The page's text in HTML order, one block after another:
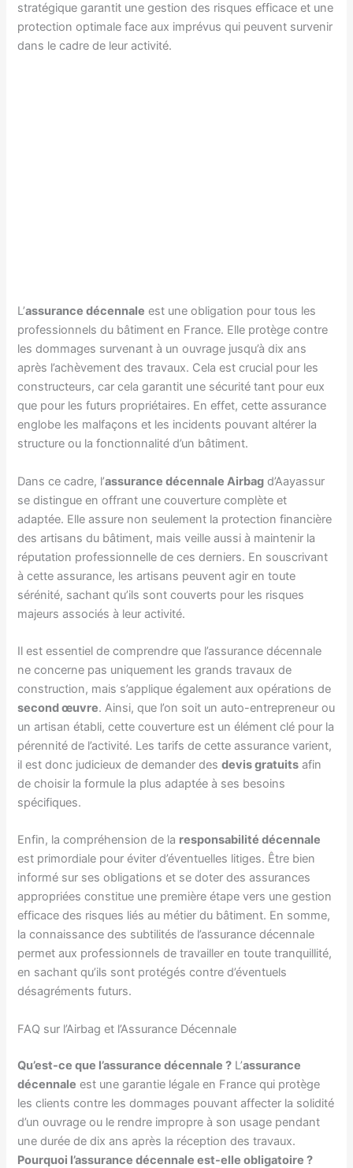
stratégique garantit une gestion des risques efficace et une
protection optimale face aux imprévus qui peuvent survenir
dans le cadre de leur activité.
L’assurance décennale est une obligation pour tous les
professionnels du bâtiment en France. Elle protège contre
les dommages survenant à un ouvrage jusqu’à dix ans
après l’achèvement des travaux. Cela est crucial pour les
constructeurs, car cela garantit une sécurité tant pour eux
que pour les futurs propriétaires. En effet, cette assurance
englobe les malfaçons et les incidents pouvant altérer la
structure ou la fonctionnalité d’un bâtiment.
Dans ce cadre, l’assurance décennale Airbag d’Aayassur
se distingue en offrant une couverture complète et
adaptée. Elle assure non seulement la protection financière
des artisans du bâtiment, mais veille aussi à maintenir la
réputation professionnelle de ces derniers. En souscrivant
à cette assurance, les artisans peuvent agir en toute
sérénité, sachant qu’ils sont couverts pour les risques
majeurs associés à leur activité.
Il est essentiel de comprendre que l’assurance décennale
ne concerne pas uniquement les grands travaux de
construction, mais s’applique également aux opérations de
second œuvre. Ainsi, que l’on soit un auto-entrepreneur ou
un artisan établi, cette couverture est un élément clé pour la
pérennité de l’activité. Les tarifs de cette assurance varient,
il est donc judicieux de demander desdevis gratuits afin
de choisir la formule la plus adaptée à ses besoins
spécifiques.
Enfin, la compréhension de la responsabilité décennale
est primordiale pour éviter d’éventuelles litiges. Être bien
informé sur ses obligations et se doter des assurances
appropriées constitue une première étape vers une gestion
efficace des risques liés au métier du bâtiment. En somme,
la connaissance des subtilités de l’assurance décennale
permet aux professionnels de travailler en toute tranquillité,
en sachant qu’ils sont protégés contre d’éventuels
désagréments futurs.
FAQ sur l’Airbag et l’Assurance Décennale
Qu’est-ce que l’assurance décennale ? L’assurance
décennale est une garantie légale en France qui protège
les clients contre les dommages pouvant affecter la solidité
d’un ouvrage ou le rendre impropre à son usage pendant
une durée de dix ans après la réception des travaux.
Pourquoi l’assurance décennale est-elle obligatoire ?